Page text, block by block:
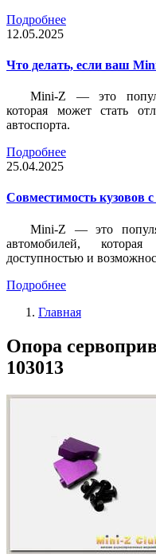
Подробнее
12.05.2025
Что делать, если ваш
Mini-Z — это
которая может стать
автоспорта.
Подробнее
25.04.2025
Совместимость кузовов
Mini-Z — это
автомобилей,
доступностью и
Подробнее
Главная
Опора
103013